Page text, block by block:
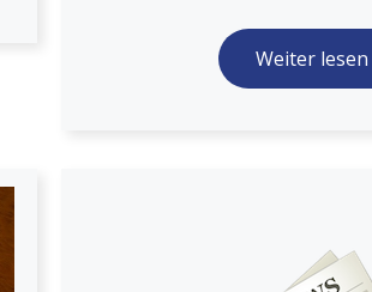
Weiter lesen